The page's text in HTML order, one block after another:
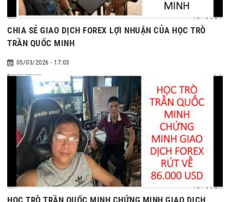
CHIA SẺ GIAO DỊCH FOREX LỢI NHUẬN CỦA HỌC TRÒ
TRẦN QUỐC MINH
05/03/2026 - 17:03
HỌC TRÒ TRẦN QUỐC MINH CHỨNG MINH GIAO DỊCH